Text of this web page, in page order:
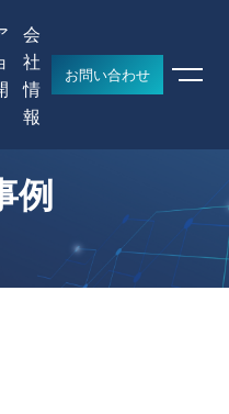
会
社
情
報
お問い合わせ
例